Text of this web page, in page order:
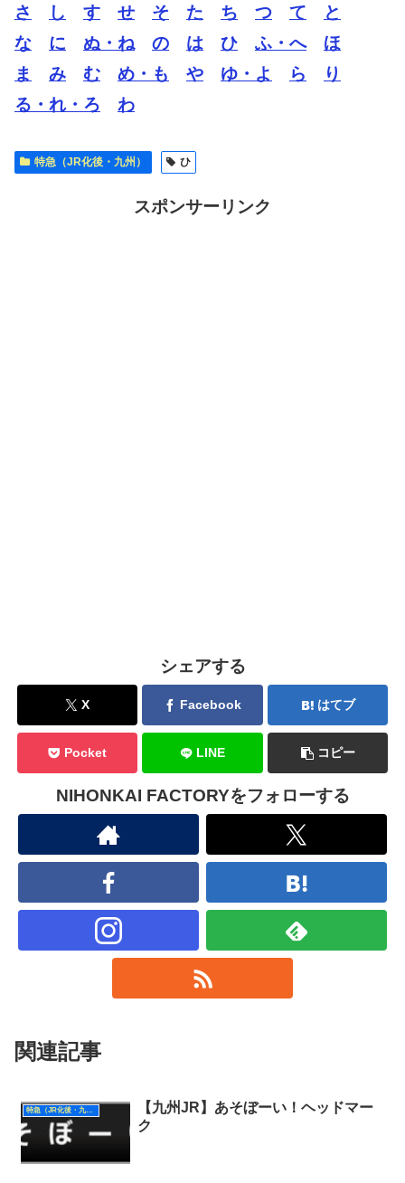
さ
し す せ そ た ち つ て
と
な
に ぬ・ね の は ひ ふ・へ
ほ
ま
み む め・も や ゆ・よ ら
り
る・れ・ろ
わ
特急（JR化後・九州） ひ
スポンサーリンク
シェアする
X Facebook はてブ
Pocket LINE コピー
NIHONKAI FACTORYをフォローする
関連記事
【九州JR】あそぼーい！ヘッドマー
ク